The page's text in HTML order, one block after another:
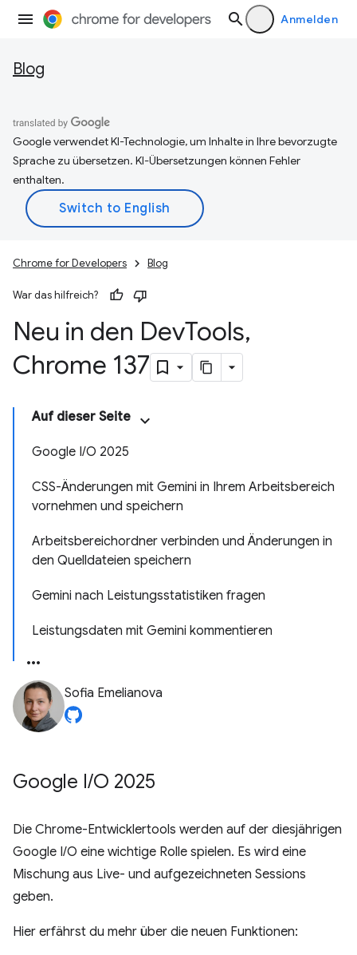
Anmelden
Blog
Google verwendet KI-Technologie, um Inhalte in Ihre bevorzugte
Sprache zu übersetzen. KI-Übersetzungen können Fehler
enthalten.
Chrome for Developers Blog
War das hilfreich?
Neu in den DevTools,
Chrome 137
Auf dieser Seite
Google I/O 2025
CSS-Änderungen mit Gemini in Ihrem Arbeitsbereich
vornehmen und speichern
Arbeitsbereichordner verbinden und Änderungen in
den Quelldateien speichern
Gemini nach Leistungsstatistiken fragen
Leistungsdaten mit Gemini kommentieren
Sofia Emelianova
Google I/O 2025
Die Chrome-Entwicklertools werden auf der diesjährigen
Google I/O eine wichtige Rolle spielen. Es wird eine
Mischung aus Live- und aufgezeichneten Sessions
geben.
Hier erfährst du mehr über die neuen Funktionen: